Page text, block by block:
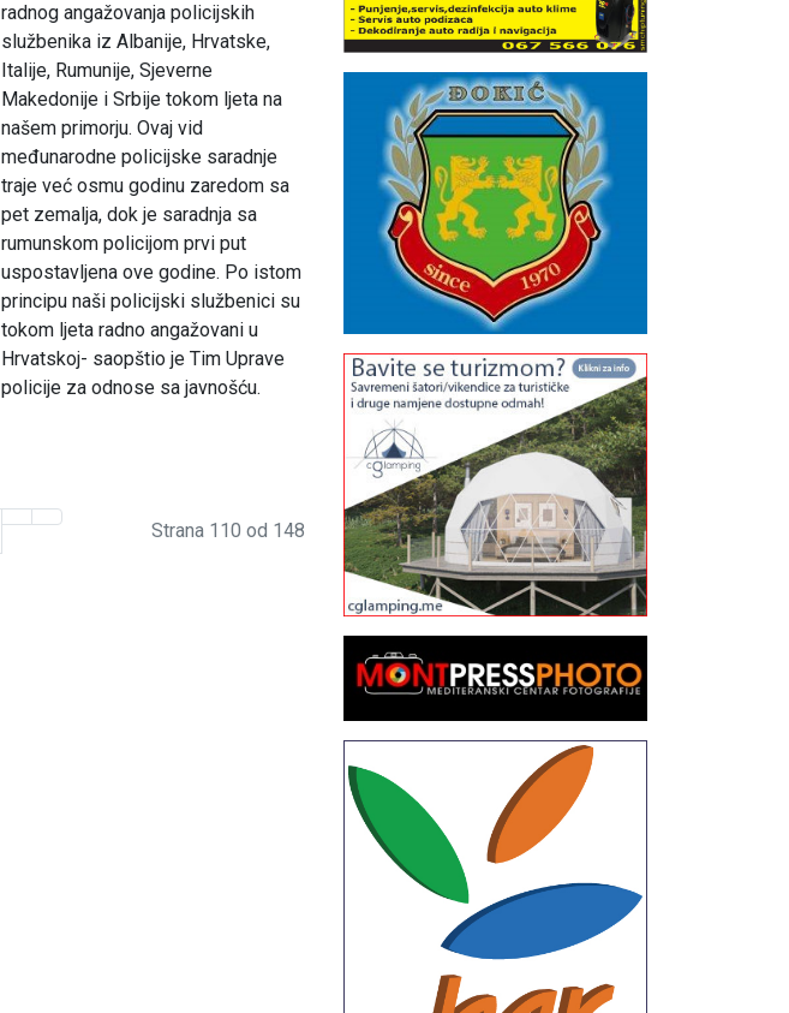
radnog angažovanja policijskih
službenika iz Albanije, Hrvatske,
Italije, Rumunije, Sjeverne
Makedonije i Srbije tokom ljeta na
našem primorju. Ovaj vid
međunarodne policijske saradnje
traje već osmu godinu zaredom sa
pet zemalja, dok je saradnja sa
rumunskom policijom prvi put
uspostavljena ove godine. Po istom
principu naši policijski službenici su
tokom ljeta radno angažovani u
Hrvatskoj- saopštio je Tim Uprave
policije za odnose sa javnošću.
Strana 110 od 148